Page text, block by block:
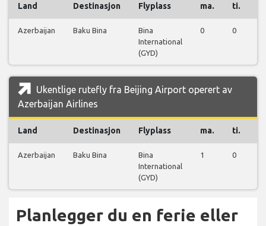
Land Destinasjon Flyplass ma. ti.
Azerbaijan Baku Bina
Bina
International
(GYD)
0 0
Ukentlige rutefly fra Beijing Airport operert av
Azerbaijan Airlines
Land Destinasjon Flyplass ma. ti.
Azerbaijan Baku Bina
Bina
International
(GYD)
1 0
Planlegger du en ferie eller